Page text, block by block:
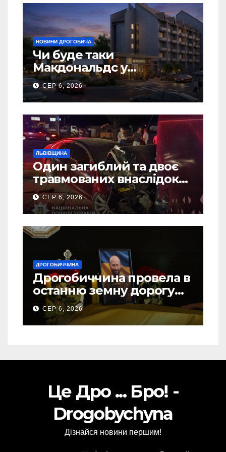
НОВИНИ ДРОГОБИЧА
Чи буде таки
Макдональдс у
Дрогобичі? (Фото)
СЕР 6, 2026
ЛЬВІВЩИНА
Один загиблий та двоє
травмованих внаслідок
ДТП на Самбірщині
СЕР 6, 2026
ДРОГОБИЧЧИНА
Дрогобиччина провела в
останню земну дорогу
свого Захисника – Олега
Торського
СЕР 6, 2026
Це Дро ... Бро! -
Drogobychyna
Дізнайся новини першим!